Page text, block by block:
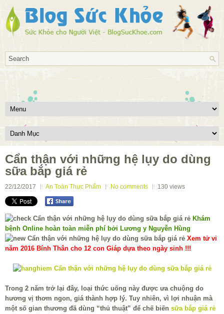
Cẩn thận với những hệ lụy do dùng
sữa bắp giá rẻ
22/12/2017 An Toàn Thực Phẩm No comments 130 views
Khám
bệnh Online hoàn toàn miễn phí bởi Lương y Nguyễn Hùng
Xem tử vi
năm 2016 Bính Thân cho 12 con Giáp dựa theo ngày sinh !!!
Trong 2 năm trở lại đây, loại thức uống này được ưa chuộng do
hương vị thơm ngon, giá thành hợp lý. Tuy nhiên, vì lợi nhuận mà
một số gian thương đã dùng “thủ thuật” để chế biến sữa bắp giá rẻ